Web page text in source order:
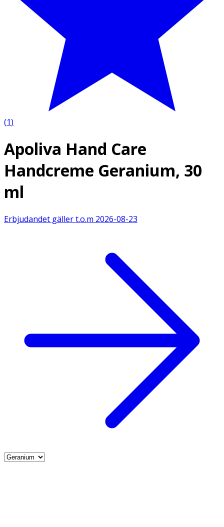
(1)
Apoliva Hand Care
Handcreme Geranium, 30
ml
Erbjudandet gäller t.o.m 2026-08-23